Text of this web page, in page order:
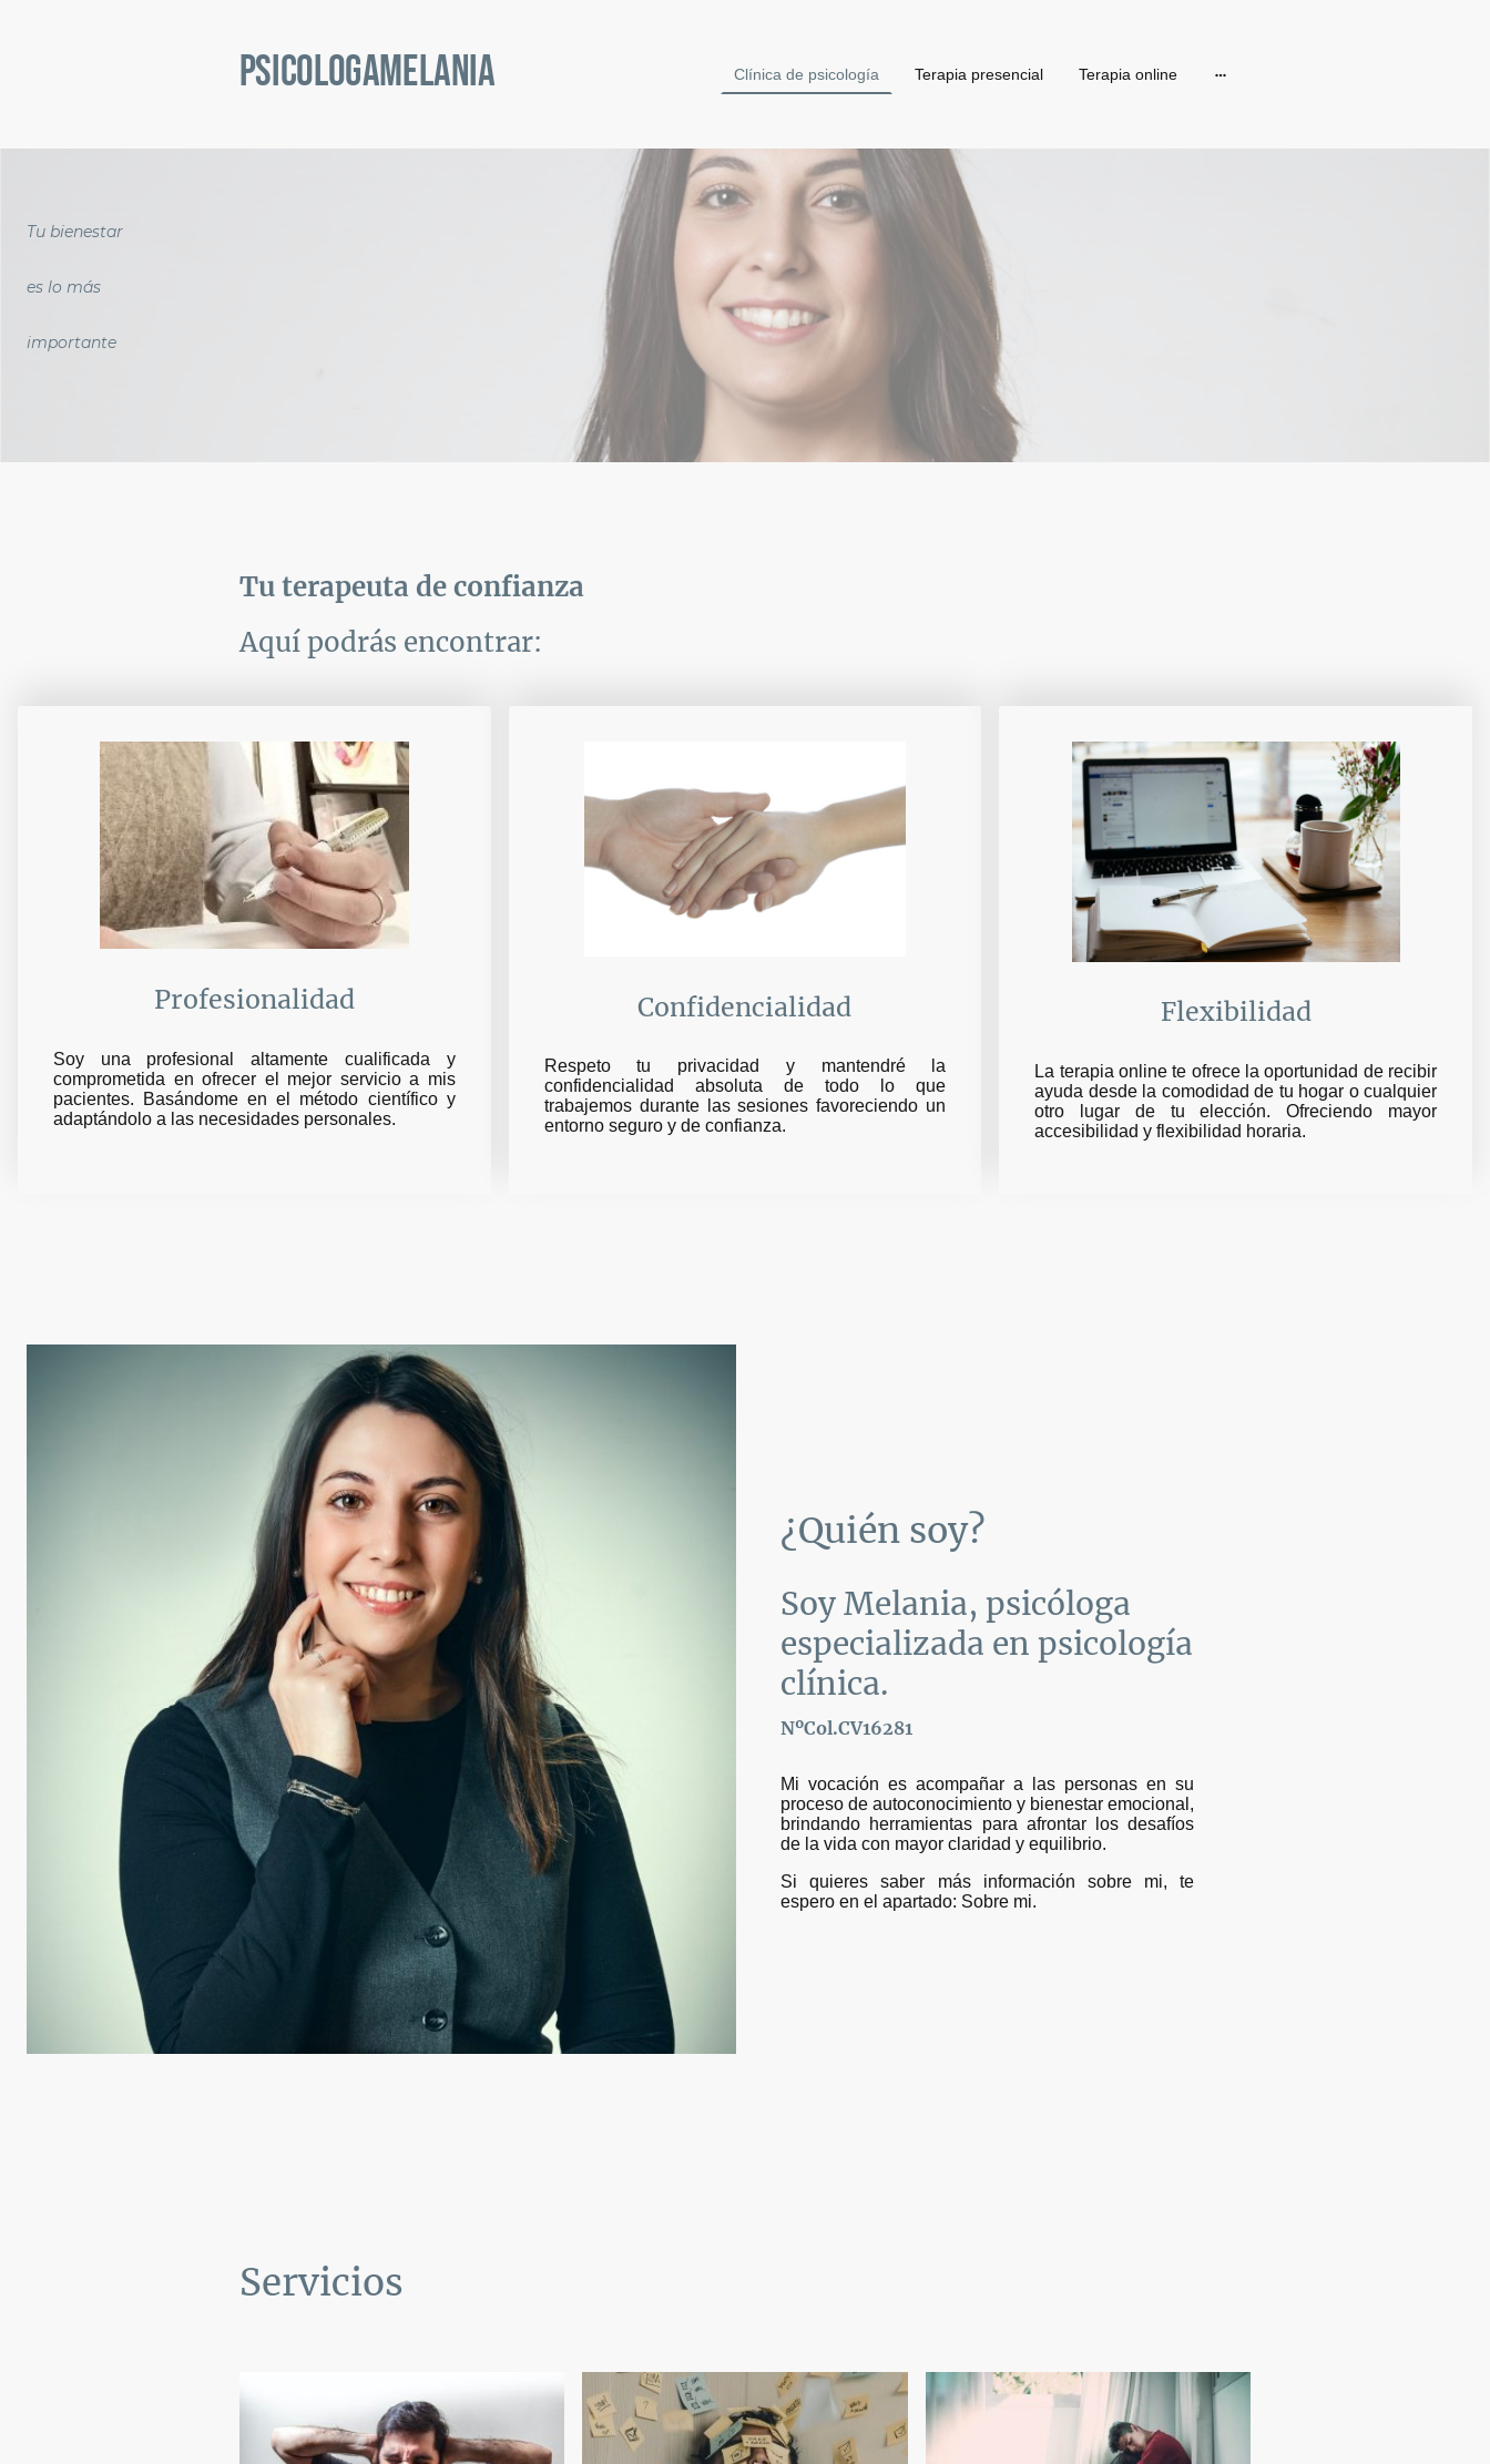
psicOlogamelania Clínica de psicología Terapia presencial Terapia online
Tu bienestar
es lo más
importante
Tu terapeuta de confianza
Aquí podrás encontrar:
EMPLEADOS
Profesionalidad
Soy una profesional altamente cualificada y
comprometida en ofrecer el mejor servicio a mis
pacientes. Basándome en el método científico y
adaptándolo a las necesidades personales.
Confidencialidad
Respeto tu privacidad y mantendré la
confidencialidad absoluta de todo lo que
trabajemos durante las sesiones favoreciendo un
entorno seguro y de confianza.
Flexibilidad
La terapia online te ofrece la oportunidad de recibir
ayuda desde la comodidad de tu hogar o cualquier
otro lugar de tu elección. Ofreciendo mayor
accesibilidad y flexibilidad horaria.
¿Quién soy?
Soy Melania, psicóloga
especializada en psicología
clínica.
NºCol.CV16281
Mi vocación es acompañar a las personas en su
proceso de autoconocimiento y bienestar emocional,
brindando herramientas para afrontar los desafíos
de la vida con mayor claridad y equilibrio.
Si quieres saber más información sobre mi, te
espero en el apartado: Sobre mi.
Servicios